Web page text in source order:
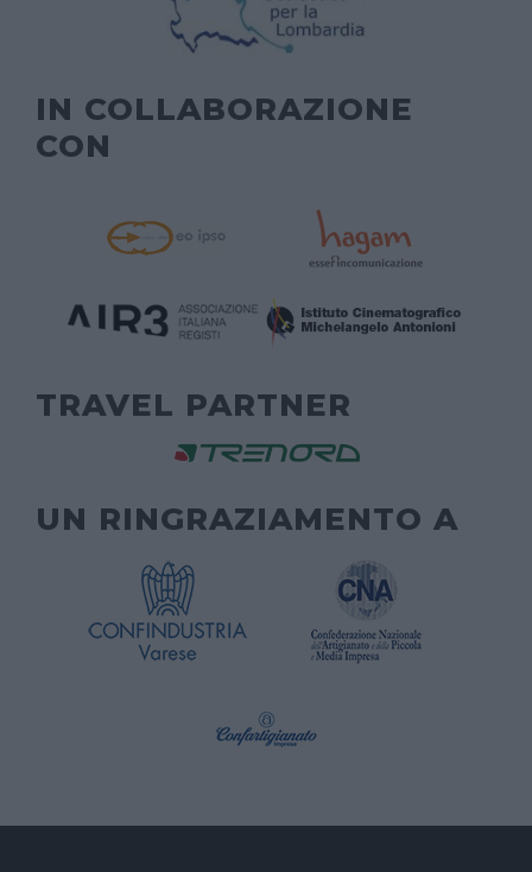
IN COLLABORAZIONE
CON
TRAVEL PARTNER
UN RINGRAZIAMENTO A